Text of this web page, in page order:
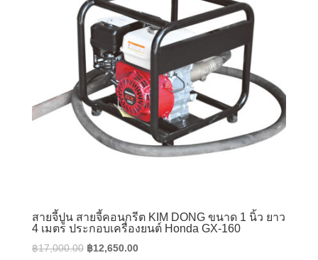
สายจี้ปูน สายจี้คอนกรีต KIM DONG ขนาด 1 นิ้ว ยาว
4 เมตร ประกอบเครื่องยนต์ Honda GX-160
฿17,000.00 Original
฿12,650.00Current